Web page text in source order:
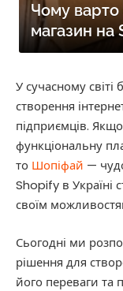
Чому варто
магазин на
У сучасному світі
створення
підприємців.
функціональну
то Шопіфай —
Shopify в Україні
своїм
Сьогодні ми
рішення для
його переваги та